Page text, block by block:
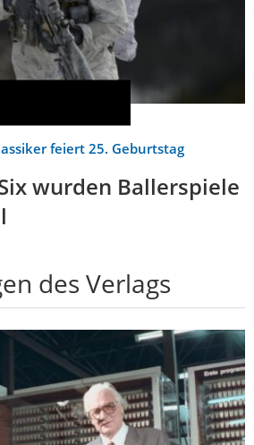
feiert 25. Geburtstag
wurden Ballerspiele
des Verlags